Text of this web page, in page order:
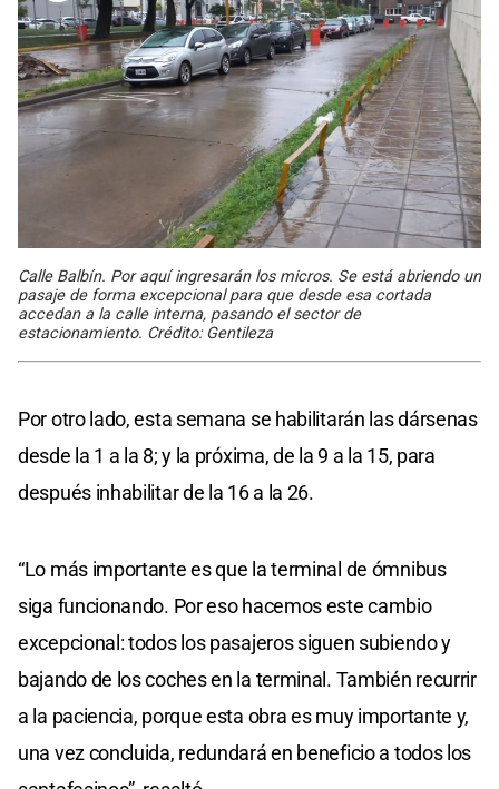
Calle Balbín. Por aquí ingresarán los micros. Se está abriendo un
pasaje de forma excepcional para que desde esa cortada
accedan a la calle interna, pasando el sector de
estacionamiento. Crédito: Gentileza
Por otro lado, esta semana se habilitarán las dársenas
desde la 1 a la 8; y la próxima, de la 9 a la 15, para
después inhabilitar de la 16 a la 26.
“Lo más importante es que la terminal de ómnibus
siga funcionando. Por eso hacemos este cambio
excepcional: todos los pasajeros siguen subiendo y
bajando de los coches en la terminal. También recurrir
a la paciencia, porque esta obra es muy importante y,
una vez concluida, redundará en beneficio a todos los